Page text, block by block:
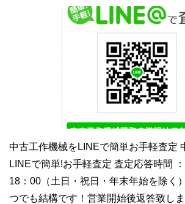
中古工作機械をLINEで簡単お手軽査定
LINEで簡単!お手軽査定 査定応答時間
18：00（土日・祝日・年末年始を除く
つでも結構です！営業開始後返答致し